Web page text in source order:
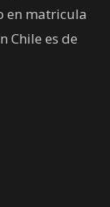
en matricula
Chile es de